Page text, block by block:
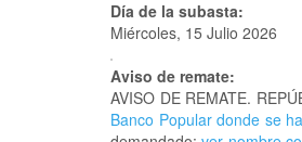
Día de la subasta:
Miércoles, 15 Julio 2026
Aviso de remate:
AVISO DE REMATE.
Banco Popular donde se